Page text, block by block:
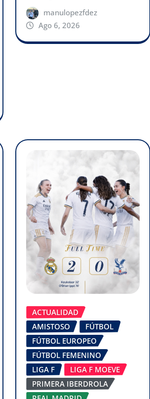
manulopezfdez
Ago 6, 2026
ACTUALIDAD
AMISTOSO
FÚTBOL
FÚTBOL EUROPEO
FÚTBOL FEMENINO
LIGA F
LIGA F MOEVE
PRIMERA IBERDROLA